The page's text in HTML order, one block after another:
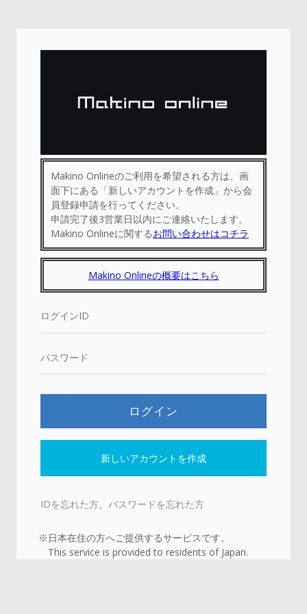
Makino Onlineのご利用を希望される方は、画
面下にある「新しいアカウントを作成」から会
員登録申請を行ってください。
申請完了後3営業日以内にご連絡いたします。
Makino Onlineに関するお問い合わせはコチラ
Makino Onlineの概要はこちら
新しいアカウントを作成
IDを忘れた方、 パスワードを忘れた方
※日本在住の方へご提供するサービスです。
This service is provided to residents of Japan.